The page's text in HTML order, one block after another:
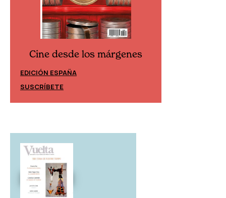
Cine desde los márgenes
EDICIÓN ESPAÑA
SUSCRÍBETE